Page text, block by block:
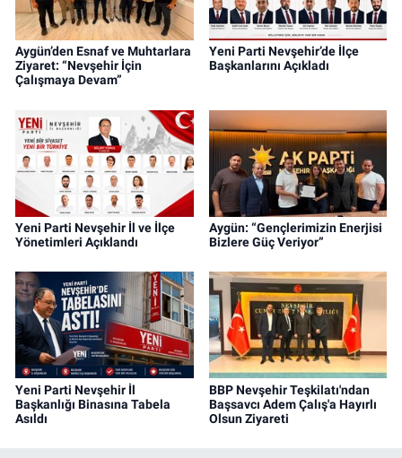
Aygün’den Esnaf ve Muhtarlara
Ziyaret: “Nevşehir İçin
Çalışmaya Devam”
Yeni Parti Nevşehir’de İlçe
Başkanlarını Açıkladı
Yeni Parti Nevşehir İl ve İlçe
Yönetimleri Açıklandı
Aygün: “Gençlerimizin Enerjisi
Bizlere Güç Veriyor”
Yeni Parti Nevşehir İl
Başkanlığı Binasına Tabela
Asıldı
BBP Nevşehir Teşkilatı'ndan
Başsavcı Adem Çalış'a Hayırlı
Olsun Ziyareti